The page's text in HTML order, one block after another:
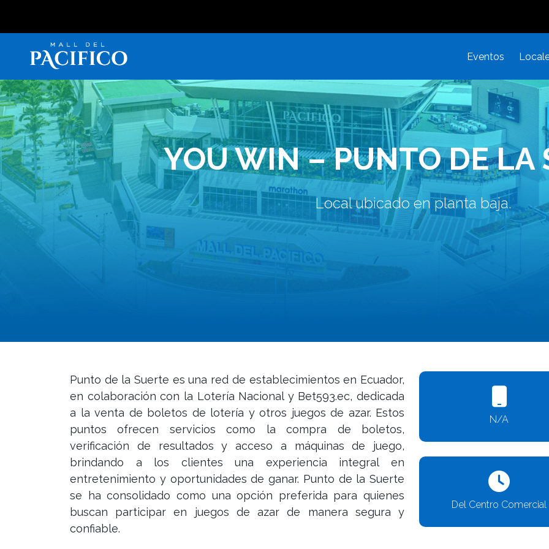
Eventos
YOU WIN – PUNTO DE LA
Local ubicado en planta baja.
Punto de la Suerte es una red de establecimientos en Ecuador,
en colaboración con la Lotería Nacional y Bet593.ec, dedicada
a la venta de boletos de lotería y otros juegos de azar. Estos
puntos ofrecen servicios como la compra de boletos,
verificación de resultados y acceso a máquinas de juego,
brindando a los clientes una experiencia integral en
entretenimiento y oportunidades de ganar. Punto de la Suerte
se ha consolidado como una opción preferida para quienes
buscan participar en juegos de azar de manera segura y
confiable.
N/A
Del Centro Comercial